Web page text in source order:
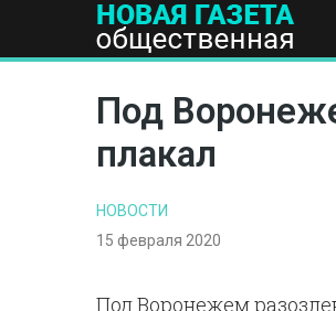
ПОЛИТИКА ОБЩЕСТВО
Под
плакал
НОВОСТИ
15 февраля 2020
Под Воронежем